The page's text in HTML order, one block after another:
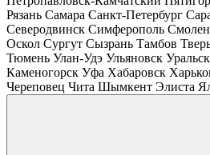
Рязань Самара Санкт-Петербург
Северодвинск Симферополь
Оскол Сургут Сызрань Тамбов
Тюмень Улан-Удэ Ульяновск Уральск
Каменогорск Уфа Хабаровск
Череповец Чита Шымкент Элиста